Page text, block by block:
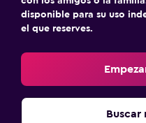
disponible para su uso
el que reserves.
Buscar